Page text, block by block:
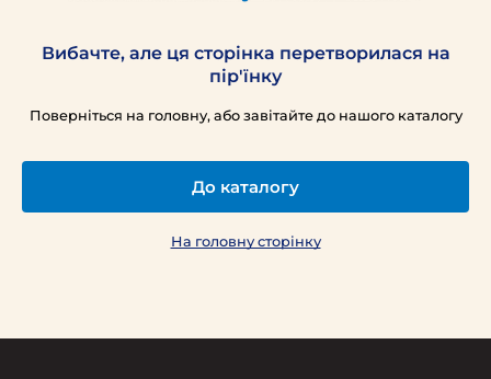
Вибачте, але ця сторінка перетворилася на
пір'їнку
Поверніться на головну, або завітайте до нашого каталогу
До каталогу
На головну сторінку